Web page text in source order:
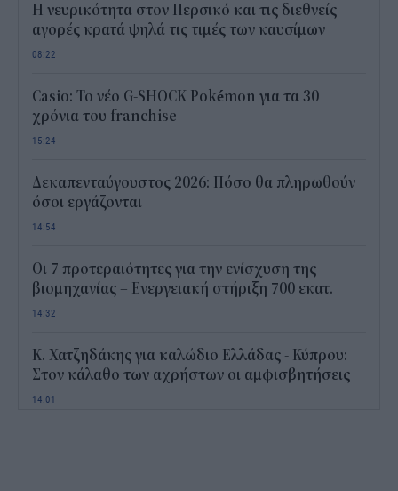
Η νευρικότητα στον Περσικό και τις διεθνείς
αγορές κρατά ψηλά τις τιμές των καυσίμων
08:22
Casio: Το νέο G-SHOCK Pokémon για τα 30
χρόνια του franchise
15:24
Δεκαπενταύγουστος 2026: Πόσο θα πληρωθούν
όσοι εργάζονται
14:54
Οι 7 προτεραιότητες για την ενίσχυση της
βιομηχανίας – Ενεργειακή στήριξη 700 εκατ.
14:32
Κ. Χατζηδάκης για καλώδιο Ελλάδας - Κύπρου:
Στον κάλαθο των αχρήστων οι αμφισβητήσεις
14:01